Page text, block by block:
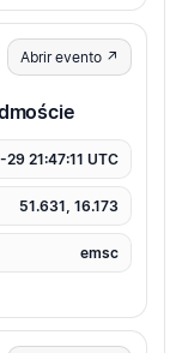
Abrir evento ↗
21:47:11 UTC
51.631, 16.173
emsc